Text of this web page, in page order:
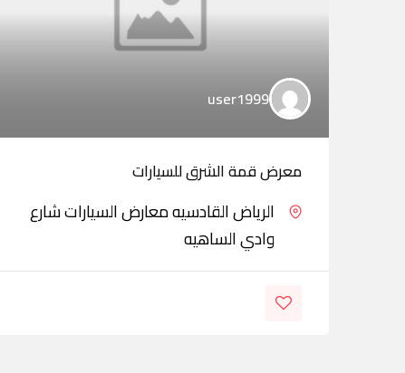
user1999
معرض قمة الشرق للسيارات
الرياض القادسيه معارض السيارات شارع
وادي الساهيه